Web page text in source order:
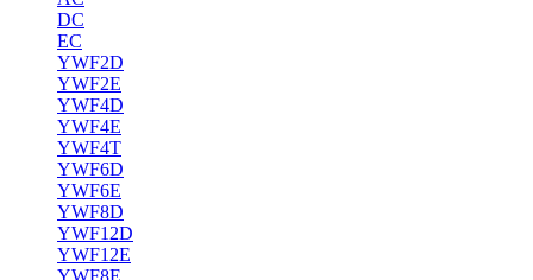
DC
EC
YWF2D
YWF2E
YWF4D
YWF4E
YWF4T
YWF6D
YWF6E
YWF8D
YWF12D
YWF12E
YWF8E